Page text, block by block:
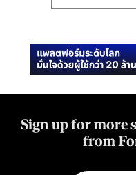
Sign up for more
from